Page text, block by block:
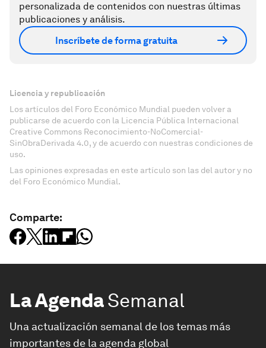
personalizada de contenidos con nuestras últimas
publicaciones y análisis.
Inscríbete de forma gratuita
Licencia y republicación
Los artículos del Foro Económico Mundial pueden volver a
publicarse de acuerdo con la Licencia Pública Internacional
Creative Commons Reconocimiento-NoComercial-
SinObraDerivada 4.0, y de acuerdo con nuestras condiciones de
uso.
Las opiniones expresadas en este artículo son las del autor y no
del Foro Económico Mundial.
Comparte:
La AgendaSemanal
Una actualización semanal de los temas más
importantes de la agenda global